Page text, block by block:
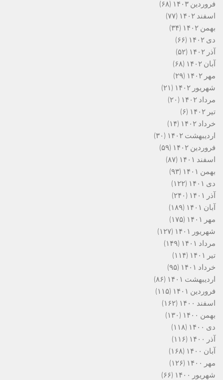
فروردین ۱۴۰۳
(۶۸)
اسفند ۱۴۰۲
(۷۷)
بهمن ۱۴۰۲
(۳۴)
دی ۱۴۰۲
(۶۶)
آذر ۱۴۰۲
(۵۲)
آبان ۱۴۰۲
(۶۸)
مهر ۱۴۰۲
(۲۹)
شهریور ۱۴۰۲
(۲۱)
مرداد ۱۴۰۲
(۲۰)
تیر ۱۴۰۲
(۶)
خرداد ۱۴۰۲
(۱۴)
اردیبهشت ۱۴۰۲
(۳۰)
فروردین ۱۴۰۲
(۵۹)
اسفند ۱۴۰۱
(۸۷)
بهمن ۱۴۰۱
(۹۳)
دی ۱۴۰۱
(۱۲۲)
آذر ۱۴۰۱
(۲۴۰)
آبان ۱۴۰۱
(۱۸۹)
مهر ۱۴۰۱
(۱۷۵)
شهریور ۱۴۰۱
(۱۲۷)
مرداد ۱۴۰۱
(۱۴۹)
تیر ۱۴۰۱
(۱۱۴)
خرداد ۱۴۰۱
(۹۵)
اردیبهشت ۱۴۰۱
(۸۶)
فروردین ۱۴۰۱
(۱۱۵)
اسفند ۱۴۰۰
(۱۶۲)
بهمن ۱۴۰۰
(۱۳۰)
دی ۱۴۰۰
(۱۱۸)
آذر ۱۴۰۰
(۱۱۶)
آبان ۱۴۰۰
(۱۶۸)
مهر ۱۴۰۰
(۱۲۶)
شهریور ۱۴۰۰
(۶۶)